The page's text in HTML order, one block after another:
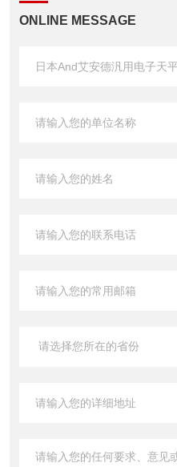
ONLINE MESSAGE